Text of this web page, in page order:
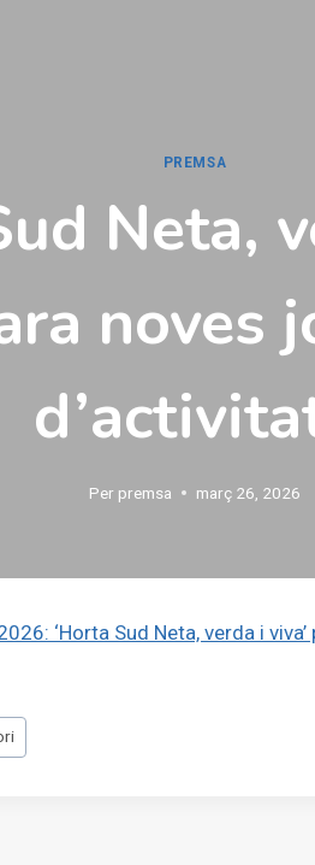
PREMSA
Neta,
noves
Per premsa març 26, 2026
‘Horta Sud Neta, verda i